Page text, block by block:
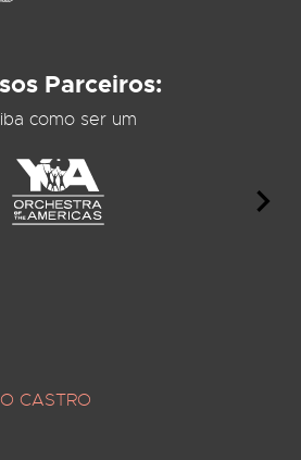
Parceiros:
como ser um
CASTRO